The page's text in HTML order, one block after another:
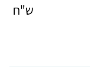
ש"ח